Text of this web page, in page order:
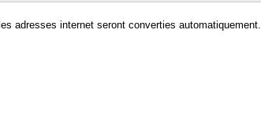
adresses internet seront converties automatiquement.